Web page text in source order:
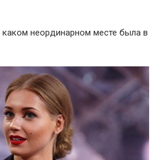
каком неординарном месте была в